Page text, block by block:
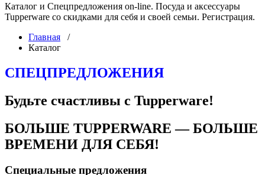
Каталог и Спецпредложения on-line. Посуда и аксессуары
Tupperware со скидками для себя и своей семьи. Регистрация.
Главная /
Каталог
СПЕЦПРЕДЛОЖЕНИЯ
Будьте счастливы с Tupperware!
БОЛЬШЕ TUPPERWARE — БОЛЬШЕ
ВРЕМЕНИ ДЛЯ СЕБЯ!
Специальные предложения